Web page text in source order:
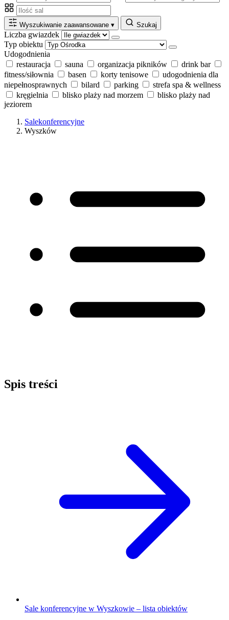
Wyszukiwanie zaawansowane ▾ Szukaj
Liczba gwiazdek
Typ obiektu
Udogodnienia
restauracja
sauna organizacja pikników
drink bar
fitness/siłownia
basen korty tenisowe
udogodnienia dla
niepełnosprawnych
bilard parking
strefa spa & wellness
kręgielnia
blisko plaży nad morzem
blisko plaży nad
jeziorem
Salekonferencyjne
Wyszków
Spis treści
Sale konferencyjne w Wyszkowie – lista obiektów